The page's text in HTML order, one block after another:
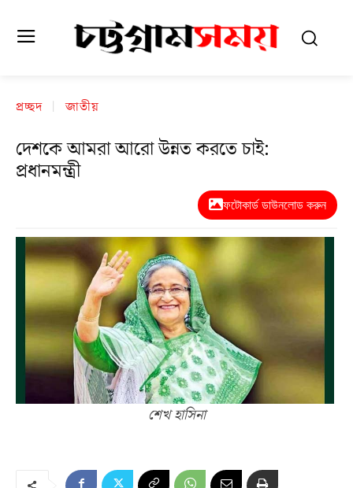
প্রচ্ছদ জাতীয়
দেশকে আমরা আরো উন্নত করতে চাই:
প্রধানমন্ত্রী
ফটোকার্ড ডাউনলোড করুন
শেখ হাসিনা